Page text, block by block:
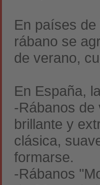
En países
rábano se
de verano,
En España,
-Rábanos
brillante y
clásica,
formarse.
-Rábanos